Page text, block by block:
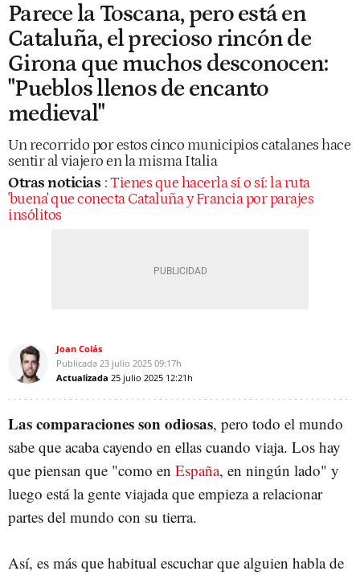
Parece la Toscana, pero está en
Cataluña, el precioso rincón de
Girona que muchos desconocen:
"Pueblos llenos de encanto
medieval"
Un recorrido por estos cinco municipios catalanes hace
sentir al viajero en la misma Italia
Otras noticias :Tienes que hacerla sí o sí: la ruta
'buena' que conecta Cataluña y Francia por parajes
insólitos
Joan Colás
Publicada 23 julio 2025 09:17h
Actualizada 25 julio 2025 12:21h
Las comparaciones son odiosas, pero todo el mundo
sabe que acaba cayendo en ellas cuando viaja. Los hay
que piensan que "como en España, en ningún lado" y
luego está la gente viajada que empieza a relacionar
partes del mundo con su tierra.
Así, es más que habitual escuchar que alguien habla de